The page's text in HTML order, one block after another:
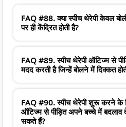
FAQ #88. क्या स्पीच थेरेपी केवल
पर ही केंद्रित होती है?
FAQ #89. स्पीच थेरेपी ऑटिज्म से
मदद करती है जिन्हें बोलने में दिक्कत
FAQ #90. स्पीच थेरेपी शुरू करने के
ऑटिज्म से पीड़ित अपने बच्चे में बदलाव
सकते हैं?